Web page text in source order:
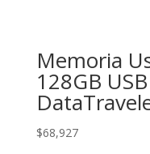
Memoria
128GB
$68,927